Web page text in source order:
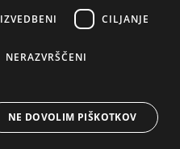
IZVEDBENI CILJANJE
NERAZVRŠČENI
NE DOVOLIM PIŠKOTKOV